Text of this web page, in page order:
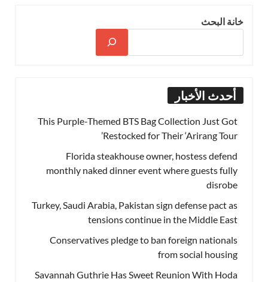
خانة البحث
أحدث الأخبار
This Purple-Themed BTS Bag Collection Just Got
Restocked for Their ‘Arirang Tour’
Florida steakhouse owner, hostess defend
monthly naked dinner event where guests fully
disrobe
Turkey, Saudi Arabia, Pakistan sign defense pact as
tensions continue in the Middle East
Conservatives pledge to ban foreign nationals
from social housing
Savannah Guthrie Has Sweet Reunion With Hoda